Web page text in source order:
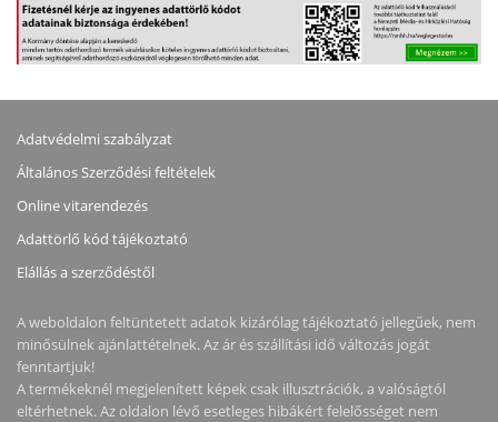
Adatvédelmi szabályzat
Általános Szerződési feltételek
Online vitarendezés
Adattörlő kód tájékoztató
Elállás a szerződéstől
A weboldalon feltüntetett adatok kizárólag tájékoztató jellegűek, nem
minősülnek ajánlattételnek. Az ár és szállítási idő változás jogát
fenntartjuk!
A termékeknél megjelenített képek csak illusztrációk, a valóságtól
eltérhetnek. Az oldalon lévő esetleges hibákért felelősséget nem